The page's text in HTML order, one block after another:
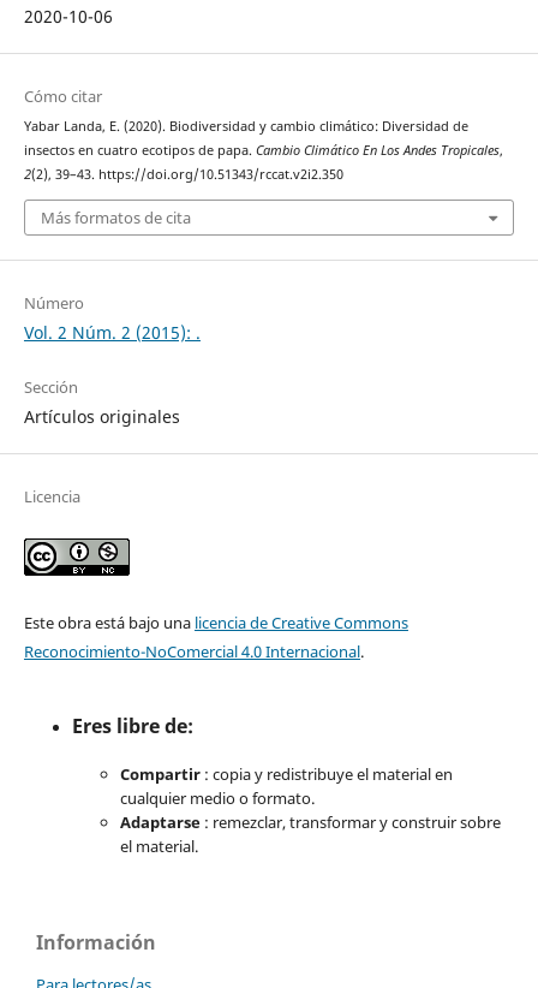
2020-10-06
Cómo citar
Yabar Landa, E. (2020). Biodiversidad y cambio climático: Diversidad de
insectos en cuatro ecotipos de papa. Cambio Climático En Los Andes Tropicales,
2(2), 39–43. https://doi.org/10.51343/rccat.v2i2.350
Más formatos de cita
Número
Vol. 2 Núm. 2 (2015): .
Sección
Artículos originales
Licencia
Este obra está bajo una licencia de Creative Commons
Reconocimiento-NoComercial 4.0 Internacional.
Eres libre de:
Compartir: copia y redistribuye el material en
cualquier medio o formato.
Adaptarse: remezclar, transformar y construir sobre
el material.
Información